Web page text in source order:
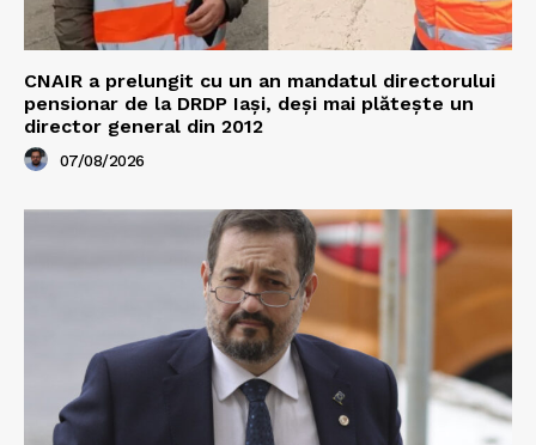
CNAIR a prelungit cu un an mandatul directorului
pensionar de la DRDP Iași, deși mai plătește un
director general din 2012
07/08/2026